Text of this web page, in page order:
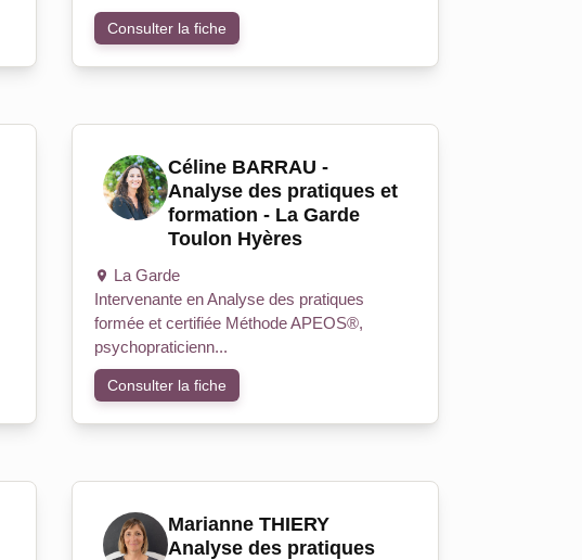
Consulter la fiche
Céline BARRAU -
Analyse des pratiques et
formation - La Garde
Toulon Hyères
La Garde
Intervenante en Analyse des pratiques
formée et certifiée Méthode APEOS®,
psychopraticienn...
Consulter la fiche
Marianne THIERY
Analyse des pratiques